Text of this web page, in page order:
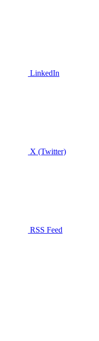
LinkedIn
X (Twitter)
RSS Feed